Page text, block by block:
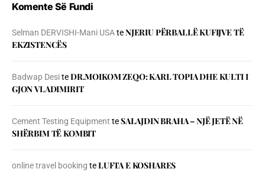
Komente Së Fundi
Selman DERVISHI-Mani USAteNJERIU PЁRBALLЁ KUFIJVE TЁ
EKZISTENCЁS
Badwap DesiteDR.MOIKOM ZEQO: KARL TOPIA DHE KULTI I
GJON VLADIMIRIT
Cement Testing Equipment teSALAJDIN BRAHA – NJЁ JETЁ NЁ
SHЁRBIM TЁ KOMBIT
online travel booking teLUFTA E KOSHARES